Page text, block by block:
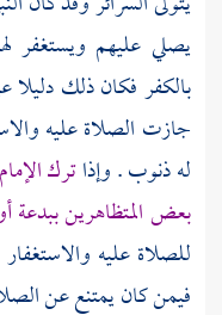
يصلي عليهم
بالكفر فكان ذلك دليلا
جازت الصلاة عليه
له ذنوب . وإذاترك
بعض المتظاهرين ببدعة
للصلاة عليه
فيمن كان يمتنع عن